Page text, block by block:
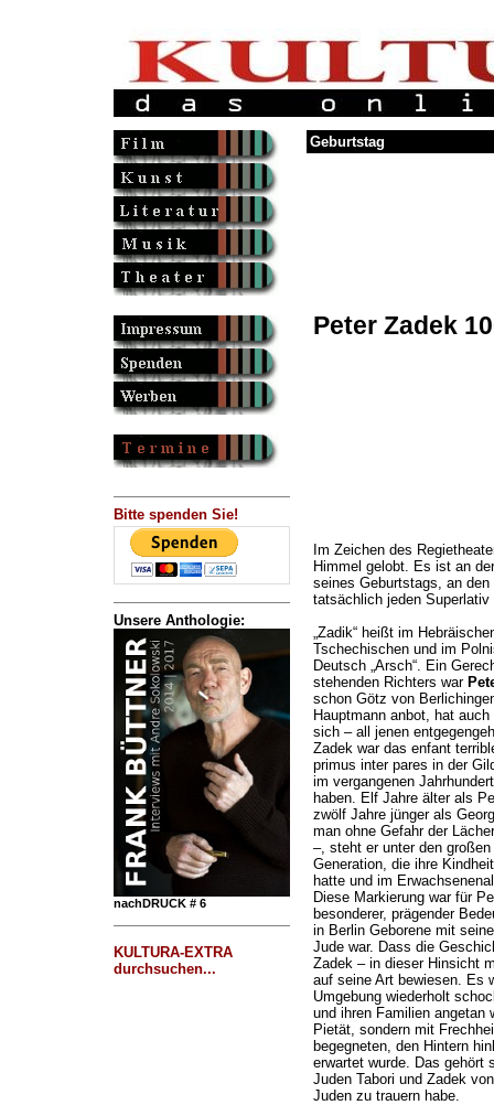
Bitte spenden Sie!
Unsere Anthologie:
nachDRUCK # 6
KULTURA-EXTRA
durchsuchen...
Geburtstag
Peter Zadek
Im Zeichen des
Himmel gelobt. Es ist an
seines Geburtstags, an
tatsächlich jeden Superlativ
„Zadik“ heißt im
Tschechischen und im
Deutsch „Arsch“. Ein
stehenden Richters war
schon Götz von
Hauptmann anbot, hat
sich – all jenen
Zadek war das enfant
primus inter pares in der
im vergangenen
haben. Elf Jahre älter als
zwölf Jahre jünger als
man ohne Gefahr der
–, steht er unter den
Generation, die ihre
hatte und im
Diese Markierung war für
besonderer, prägender
in Berlin Geborene mit
Jude war. Dass die
Zadek – in dieser Hinsicht
auf seine Art bewiesen. Es
Umgebung wiederholt
und ihren Familien angetan
Pietät, sondern mit
begegneten, den Hintern
erwartet wurde. Das
Juden Tabori und Zadek
Juden zu trauern habe.